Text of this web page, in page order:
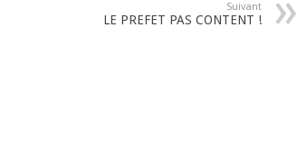
Suivant
LE PREFET PAS CONTENT !